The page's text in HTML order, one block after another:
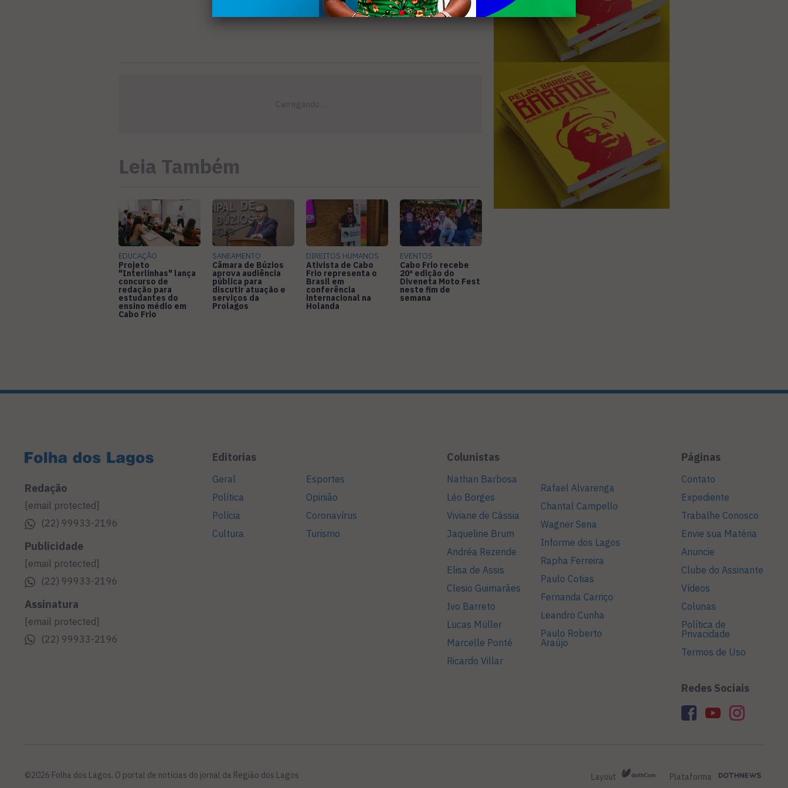
Leia Também
EDUCAÇÃO
Projeto
"Interlinhas" lança
concurso de
redação para
estudantes do
ensino médio em
Cabo Frio
SANEAMENTO
Câmara de Búzios
aprova audiência
pública para
discutir atuação e
serviços da
Prolagos
DIREITOS HUMANOS
Ativista de Cabo
Frio representa o
Brasil em
conferência
internacional na
Holanda
EVENTOS
Cabo Frio recebe
20ª edição do
Diveneta Moto Fest
neste fim de
semana
Redação
[email protected]
(22) 99933-2196
Publicidade
[email protected]
(22) 99933-2196
Assinatura
[email protected]
(22) 99933-2196
Editorias
Geral
Política
Polícia
Cultura
Esportes
Opinião
Coronavírus
Turismo
Colunistas
Nathan Barbosa
Léo Borges
Viviane de Cássia
Jaqueline Brum
Andréa Rezende
Elisa de Assis
Clesio Guimarães
Ivo Barreto
Lucas Müller
Marcelle Ponté
Ricardo Villar
Rafael Alvarenga
Chantal Campello
Wagner Sena
Informe dos Lagos
Rapha Ferreira
Paulo Cotias
Fernanda Carriço
Leandro Cunha
Paulo Roberto
Araújo
Páginas
Contato
Expediente
Trabalhe Conosco
Envie sua Matéria
Anuncie
Clube do Assinante
Vídeos
Colunas
Política de
Privacidade
Termos de Uso
Redes Sociais
©2026 Folha dos Lagos. O portal de notícias do jornal da Região dos Lagos Layout Plataforma